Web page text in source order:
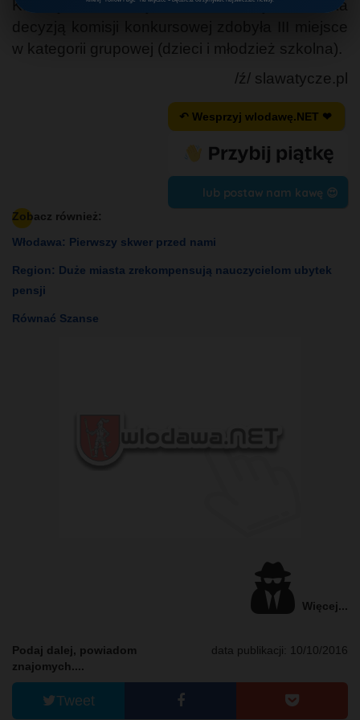
Katarzyna Sobieraj i Karolina Wojciechowska
decyzją komisji konkursowej zdobyła III miejsce
w kategorii grupowej (dzieci i młodzież szkolna).
/ź/ slawatycze.pl
↶ Wesprzyj wlodawę.NET ❤
lub postaw nam kawę 😍
Zobacz również:
Włodawa: Pierwszy skwer przed nami
Region: Duże miasta zrekompensują nauczycielom ubytek
pensji
Równać Szanse
Więcej...
data publikacji: 10/10/2016
Podaj dalej, powiadom
znajomych....
Tweet